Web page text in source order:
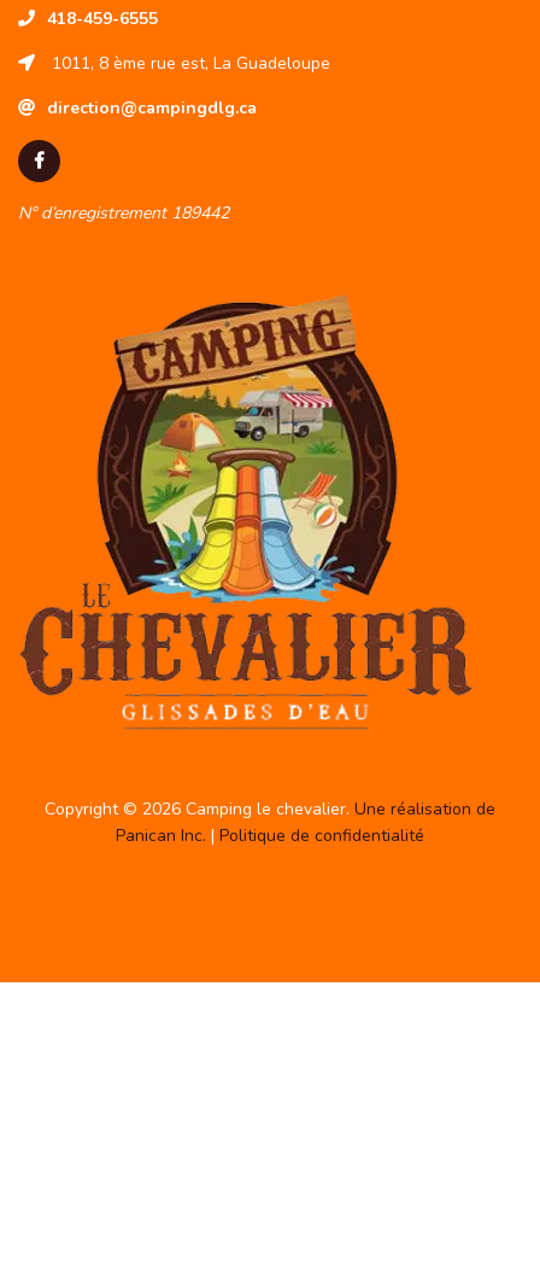
418-459-6555
1011, 8 ème rue est, La Guadeloupe
direction@campingdlg.ca
N° d’enregistrement 189442
Copyright © 2026 Camping le chevalier. Une réalisation de
Panican Inc. | Politique de confidentialité